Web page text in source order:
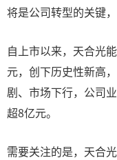
将是公司转型的关键
自上市以来，天合光
元，创下历史性新高
剧、市场下行，公司
超8亿元。
需要关注的是，天合